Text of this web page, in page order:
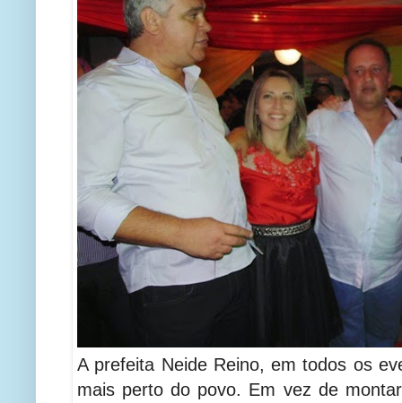
A prefeita Neide Reino, em todos os
mais perto do povo. Em vez de